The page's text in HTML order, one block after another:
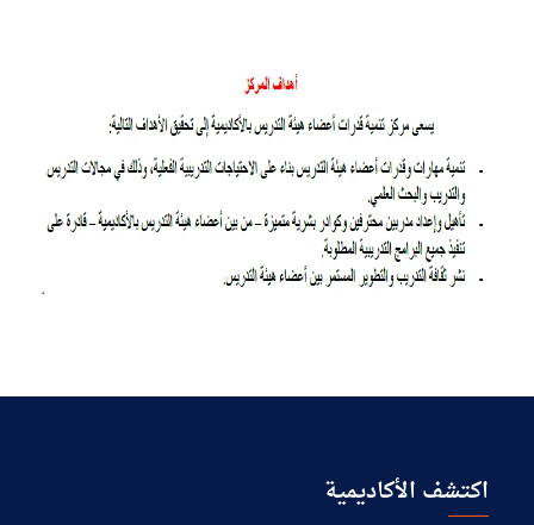
اكتشف الأكاديمية